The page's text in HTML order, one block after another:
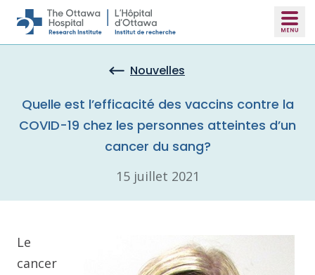
Skip to main content
Nouvelles
Quelle est l’efficacité des vaccins contre la
COVID-19 chez les personnes atteintes d’un
cancer du sang?
15 juillet 2021
Le
cancer